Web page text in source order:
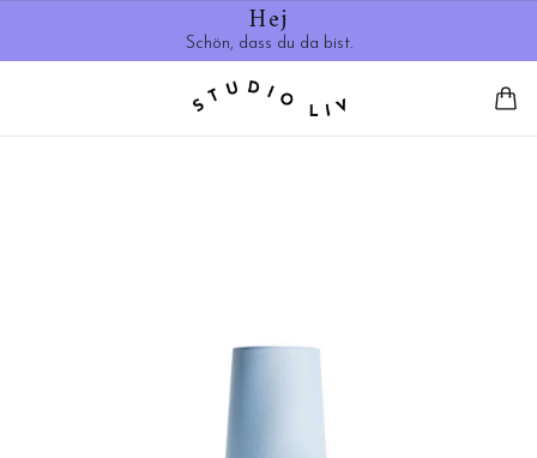
Hej
Schön, dass du da bist.